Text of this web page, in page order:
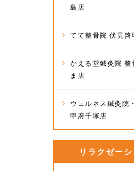
島店
てて整骨院 伏見啓
かえる堂鍼灸院 整
ま店
ウェルネス鍼灸院
甲府千塚店
リラクゼー